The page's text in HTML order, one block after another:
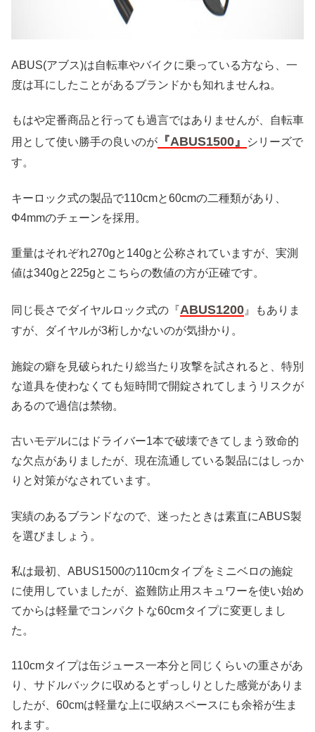
ABUS(アブス)は自転車やバイクに乗っている方なら、一
度は耳にしたことがあるブランドかも知れませんね。
もはや定番商品と行っても過言ではありませんが、自転車
用として使い勝手の良いのが 『ABUS1500』
シリーズで
す。
キーロック式の製品で110cmと60cmの二種類があり、
Φ4mmのチェーンを採用。
重量はそれぞれ270gと140gと公称されていますが、実測
値は340gと225gとこちらの数値の方が正確です。
同じ長さでダイヤルロック式の『ABUS1200』もありま
すが、ダイヤルが3桁しかないのが気掛かり。
施錠の癖を見破られたり総当たり攻撃を試されると、特別
な道具を使わなくても短時間で開錠されてしまうリスクが
あるので過信は禁物。
古いモデルにはドライバー1本で破壊できてしまう致命的
な欠点がありましたが、現在流通している製品にはしっか
りと対策がなされています。
実績のあるブランドなので、迷ったときは素直にABUS製
を選びましょう。
私は最初、ABUS1500の110cmタイプをミニベロの施錠
に使用していましたが、盗難防止用スキュワーを使い始め
てからは軽量でコンパクトな60cmタイプに変更しまし
た。
110cmタイプは缶ジュース一本分と同じくらいの重さがあ
り、サドルバックに収めるとずっしりとした感覚がありま
したが、60cmは軽量な上に収納スペースにも余裕が生ま
れます。